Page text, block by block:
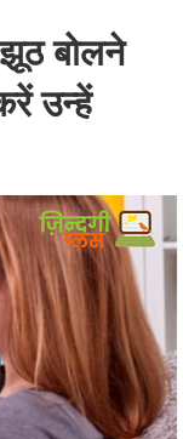
बोलने
उन्हें